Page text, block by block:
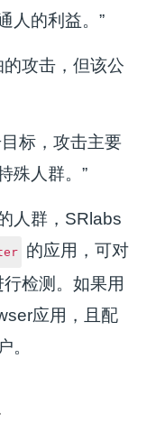
人的利益。”
攻击，但该公
标，攻击主要
殊人群。”
人群，SRlabs
的应用，可对
检测。如果用
应用，且配
。